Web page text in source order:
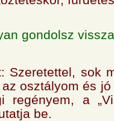
gondolsz
Szeretettel, sok
osztályom és
regényem, a
be.